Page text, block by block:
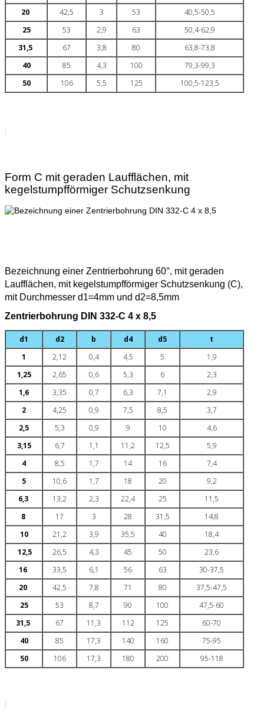
20
42,5 3 53
40,5-50,5
25
53 2,9 63
50,4-62,9
31,5
67 3,8 80
63,8-73,8
40
85 4,3 100
79,3-99,3
50
106 5,5 125 100,5-123,5
Form C mit geraden Laufflächen, mit
kegelstumpfförmiger Schutzsenkung
Bezeichnung einer Zentrierbohrung 60°, mit geraden
Laufflächen, mit kegelstumpfförmiger Schutzsenkung (C),
mit Durchmesser d1=4mm und d2=8,5mm
Zentrierbohrung DIN 332-C 4 x 8,5
d1 d2 b d4 d5
t
1
2,12 0,4 4,5 5
1,9
1,25
2,65 0,6 5,3 6
2,3
1,6
3,35 0,7 6,3 7,1
2,9
2
4,25 0,9 7,5 8,5
3,7
2,5
5,3 0,9 9 10
4,6
3,15
6,7 1,1 11,2 12,5
5,9
4
8,5 1,7 14 16
7,4
5
10,6 1,7 18 20
9,2
6,3
13,2 2,3 22,4 25
11,5
8
17 3 28 31,5
14,8
10
21,2 3,9 35,5 40
18,4
12,5
26,5 4,3 45 50
23,6
16
33,5 6,1 56 63
30-37,5
20
42,5 7,8 71 80
37,5-47,5
25
53 8,7 90 100
47,5-60
31,5
67 11,3 112 125
60-70
40
85 17,3 140 160
75-95
50
106 17,3 180 200 95-118